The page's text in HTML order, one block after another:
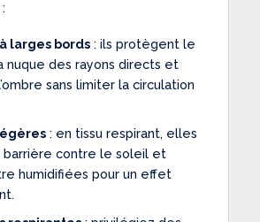
larges bords: ils protègent le
nuque des rayons directs et
sans limiter la circulation
: en tissu respirant, elles
barrière contre le soleil et
humidifiées pour un effet